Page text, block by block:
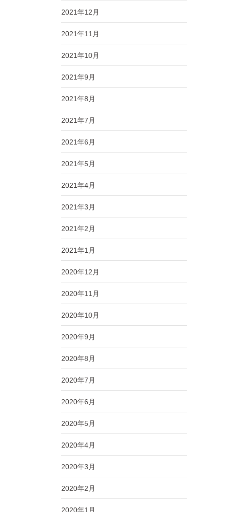
2021年12月
2021年11月
2021年10月
2021年9月
2021年8月
2021年7月
2021年6月
2021年5月
2021年4月
2021年3月
2021年2月
2021年1月
2020年12月
2020年11月
2020年10月
2020年9月
2020年8月
2020年7月
2020年6月
2020年5月
2020年4月
2020年3月
2020年2月
2020年1月